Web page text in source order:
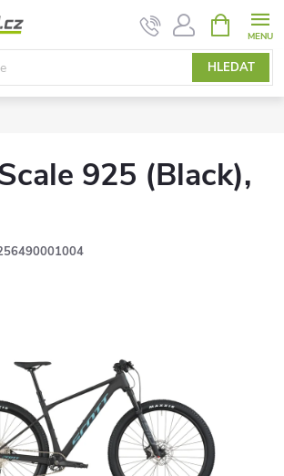
HLEDAT
NÁKUPNÍ
KOŠÍK
925 (Black),